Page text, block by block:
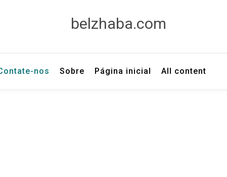
belzhaba.com
nos Sobre Página inicial All content